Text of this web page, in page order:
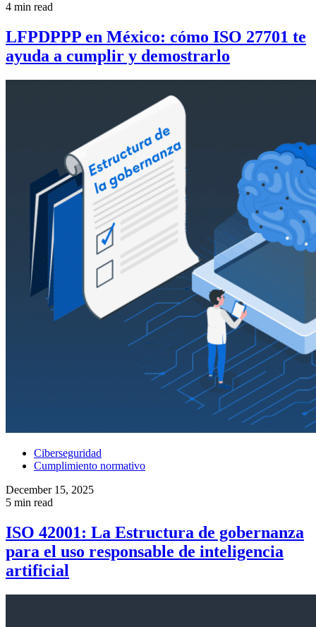
4 min read
LFPDPPP en México: cómo ISO 27701 te
ayuda a cumplir y demostrarlo
Ciberseguridad
Cumplimiento normativo
December 15, 2025
5 min read
ISO 42001: La Estructura de gobernanza
para el uso responsable de inteligencia
artificial